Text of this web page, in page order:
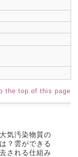
the top of this page
気汚染物質の
？雲ができる
される仕組み